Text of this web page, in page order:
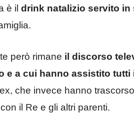
è il drink natalizio servito in
però rimane il discorso
e a cui hanno assistito tutti
che invece hanno
il Re e gli altri parenti.